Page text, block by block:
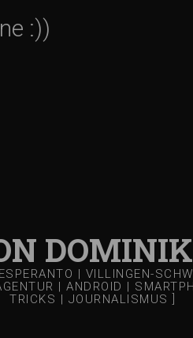
:))
| VILLINGEN-
| ANDROID |
TRICKS | JOURNALISMUS ]